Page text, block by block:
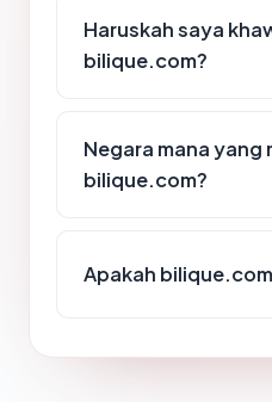
Haruskah saya
bilique.com?
Negara mana yang
bilique.com?
Apakah